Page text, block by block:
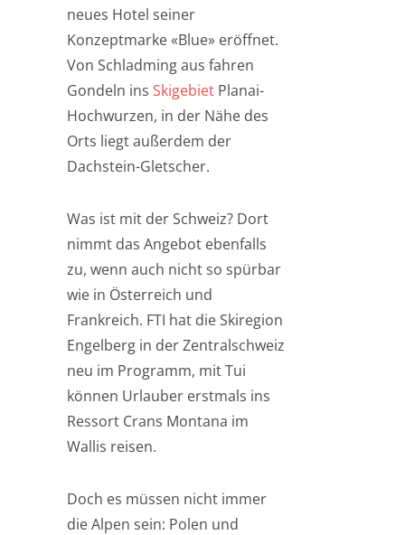
neues Hotel seiner
Konzeptmarke «Blue» eröffnet.
Von Schladming aus fahren
Gondeln ins Skigebiet Planai-
Hochwurzen, in der Nähe des
Orts liegt außerdem der
Dachstein-Gletscher.
Was ist mit der Schweiz? Dort
nimmt das Angebot ebenfalls
zu, wenn auch nicht so spürbar
wie in Österreich und
Frankreich. FTI hat die Skiregion
Engelberg in der Zentralschweiz
neu im Programm, mit Tui
können Urlauber erstmals ins
Ressort Crans Montana im
Wallis reisen.
Doch es müssen nicht immer
die Alpen sein: Polen und